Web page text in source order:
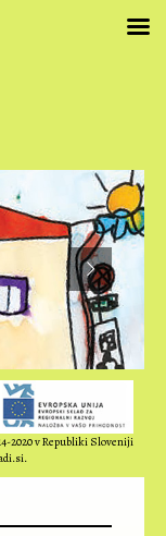
2020 v Republiki Sloveniji